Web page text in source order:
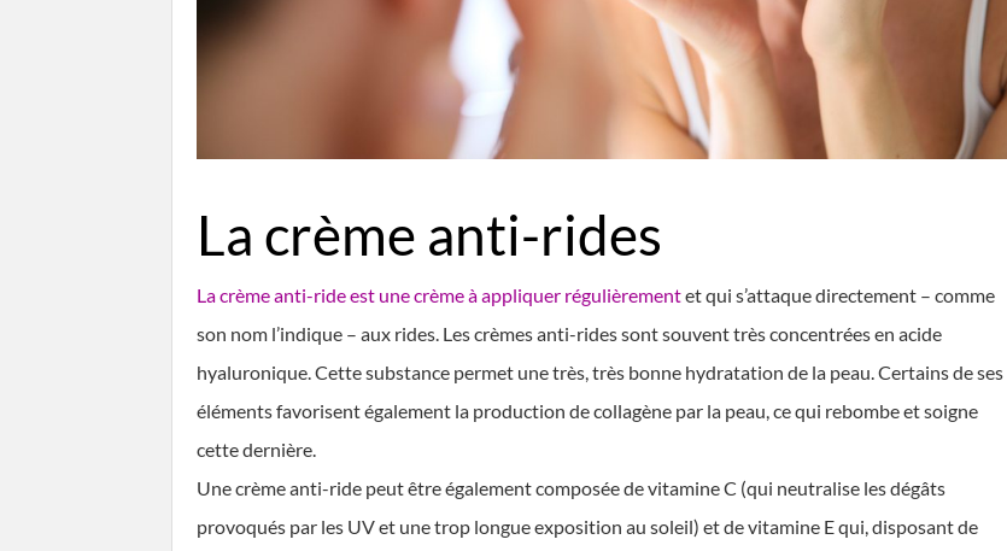
La crème anti-rides
La crème anti-ride est une crème à appliquer régulièrementet qui s’attaque directement – comme
son nom l’indique – aux rides. Les crèmes anti-rides sont souvent très concentrées en acide
hyaluronique. Cette substance permet une très, très bonne hydratation de la peau. Certains de ses
éléments favorisent également la production de collagène par la peau, ce qui rebombe et soigne
cette dernière.
Une crème anti-ride peut être également composée de vitamine C (qui neutralise les dégâts
provoqués par les UV et une trop longue exposition au soleil) et de vitamine E qui, disposant de